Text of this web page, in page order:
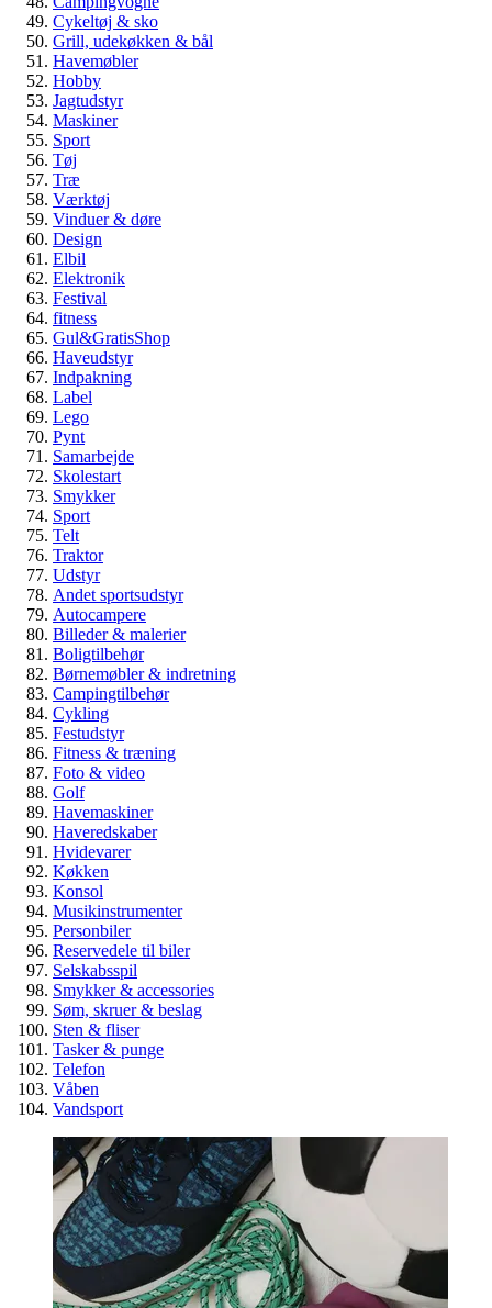
Veteranbil eller klassisk bil – hvad er
egentlig forskellen?
Guide
Biler & køretøjer
Veteranbil
Spar penge på billige overskuds
byggematerialer
Guide
Cykeltøj & sko
Grill, udekøkken & bål
Havemøbler
Hobby
Jagtudstyr
Maskiner
Sport
Tøj
Træ
Værktøj
Vinduer & døre
Design
Elbil
Elektronik
Festival
fitness
Gul&GratisShop
Haveudstyr
Indpakning
Label
Lego
Pynt
Samarbejde
Skolestart
Smykker
Sport
Telt
Traktor
Udstyr
Andet sportsudstyr
Autocampere
Billeder & malerier
Boligtilbehør
Børnemøbler & indretning
Campingtilbehør
Cykling
Festudstyr
Fitness & træning
Foto & video
Golf
Havemaskiner
Haveredskaber
Hvidevarer
Køkken
Konsol
Musikinstrumenter
Personbiler
Reservedele til biler
Selskabsspil
Smykker & accessories
Søm, skruer & beslag
Sten & fliser
Tasker & punge
Telefon
Våben
Vandsport